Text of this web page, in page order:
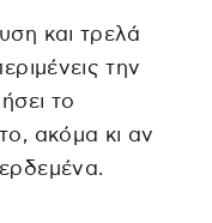
και τρελά
την
το
ακόμα κι αν